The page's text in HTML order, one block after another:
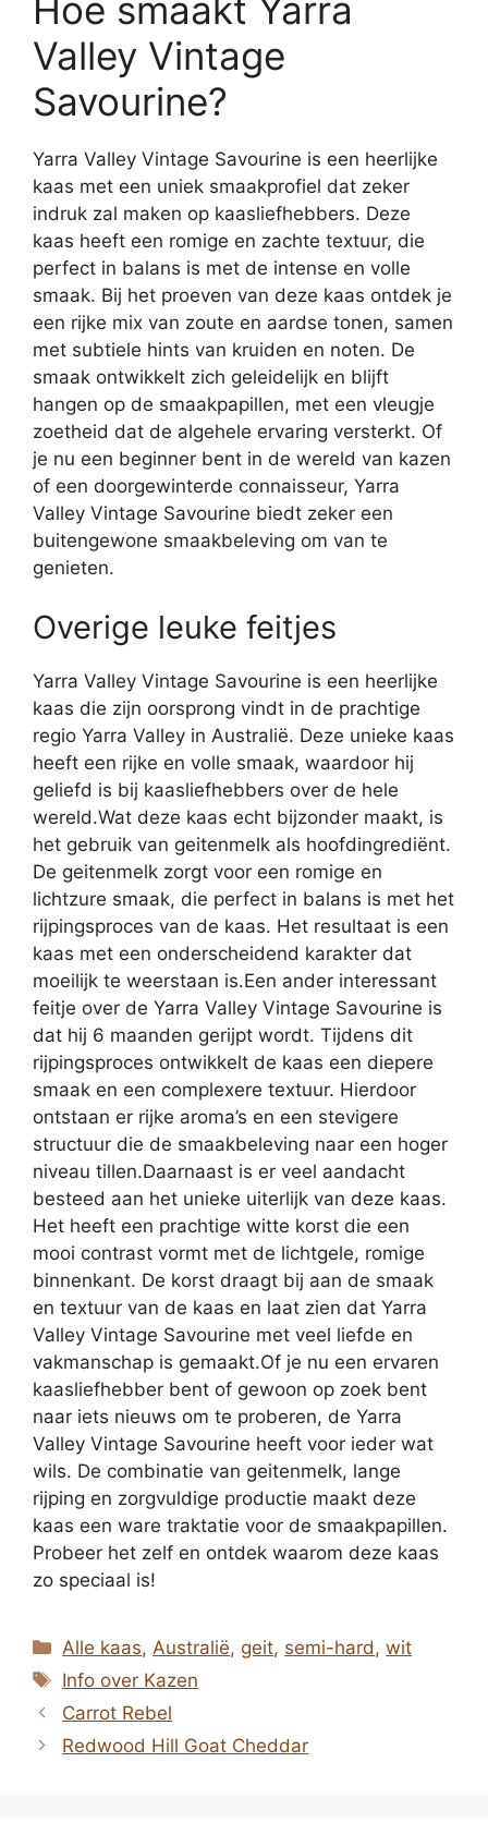
Hoe smaakt Yarra
Valley Vintage
Savourine?
Yarra Valley Vintage Savourine is een heerlijke
kaas met een uniek smaakprofiel dat zeker
indruk zal maken op kaasliefhebbers. Deze
kaas heeft een romige en zachte textuur, die
perfect in balans is met de intense en volle
smaak. Bij het proeven van deze kaas ontdek je
een rijke mix van zoute en aardse tonen, samen
met subtiele hints van kruiden en noten. De
smaak ontwikkelt zich geleidelijk en blijft
hangen op de smaakpapillen, met een vleugje
zoetheid dat de algehele ervaring versterkt. Of
je nu een beginner bent in de wereld van kazen
of een doorgewinterde connaisseur, Yarra
Valley Vintage Savourine biedt zeker een
buitengewone smaakbeleving om van te
genieten.
Overige leuke feitjes
Yarra Valley Vintage Savourine is een heerlijke
kaas die zijn oorsprong vindt in de prachtige
regio Yarra Valley in Australië. Deze unieke kaas
heeft een rijke en volle smaak, waardoor hij
geliefd is bij kaasliefhebbers over de hele
wereld.Wat deze kaas echt bijzonder maakt, is
het gebruik van geitenmelk als hoofdingrediënt.
De geitenmelk zorgt voor een romige en
lichtzure smaak, die perfect in balans is met het
rijpingsproces van de kaas. Het resultaat is een
kaas met een onderscheidend karakter dat
moeilijk te weerstaan is.Een ander interessant
feitje over de Yarra Valley Vintage Savourine is
dat hij 6 maanden gerijpt wordt. Tijdens dit
rijpingsproces ontwikkelt de kaas een diepere
smaak en een complexere textuur. Hierdoor
ontstaan er rijke aroma’s en een stevigere
structuur die de smaakbeleving naar een hoger
niveau tillen.Daarnaast is er veel aandacht
besteed aan het unieke uiterlijk van deze kaas.
Het heeft een prachtige witte korst die een
mooi contrast vormt met de lichtgele, romige
binnenkant. De korst draagt bij aan de smaak
en textuur van de kaas en laat zien dat Yarra
Valley Vintage Savourine met veel liefde en
vakmanschap is gemaakt.Of je nu een ervaren
kaasliefhebber bent of gewoon op zoek bent
naar iets nieuws om te proberen, de Yarra
Valley Vintage Savourine heeft voor ieder wat
wils. De combinatie van geitenmelk, lange
rijping en zorgvuldige productie maakt deze
kaas een ware traktatie voor de smaakpapillen.
Probeer het zelf en ontdek waarom deze kaas
zo speciaal is!
Categorieën
Alle kaas,Australië,geit, semi-hard,wit
Tags
Info over Kazen
Carrot Rebel
Redwood Hill Goat Cheddar